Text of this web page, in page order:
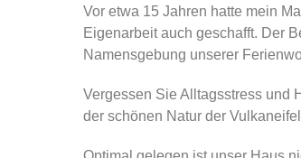
Vor etwa 15 Jahren hatte mein
Eigenarbeit auch geschafft. Der
Namensgebung unserer
Vergessen Sie Alltagsstress und
der schönen Natur der